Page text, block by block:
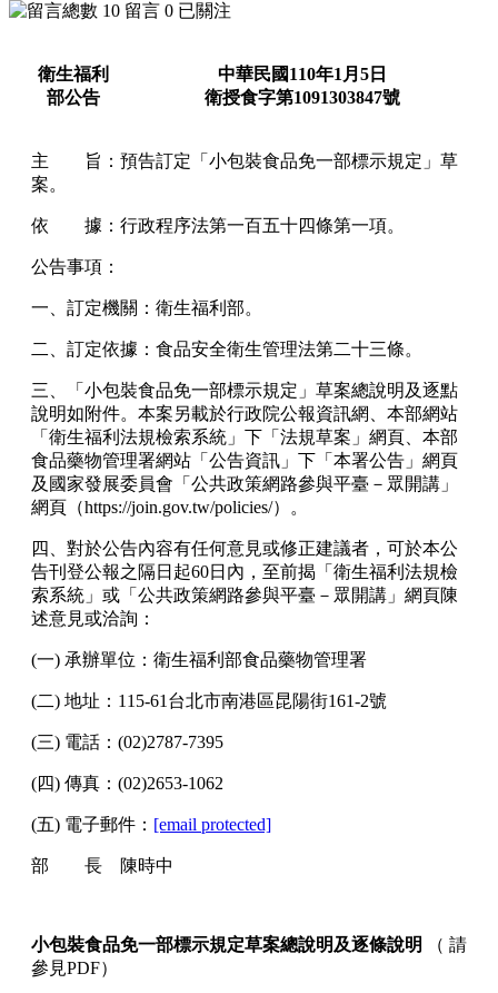
10 留言 0 已關注
衛生福利
部公告
中華民國110年1 月 5 日
衛授食字第1091303847號
主 旨：預告訂定「小包裝食品免一部標示規定」草
案。
依 據： 行政程序法第一百五十四條第一項。
公告事項：
一、訂定機關：衛生福利部。
二、訂定依據： 食品安全衛生管理法第二十三條。
三、「小包裝食品免一部標示規定」草案總說明及逐點
說明如附件。本案另載於行政院公報資訊網、本部網站
「衛生福利法規檢索系統」下「法規草案」網頁、本部
食品藥物管理署網站「公告資訊」下「本署公告」網頁
及國家發展委員會「公共政策網路參與平臺－眾開講」
網頁（https://join.gov.tw/policies/）。
四、對於公告內容有任何意見或修正建議者，可於本公
告刊登公報之隔日起60日內，至前揭「衛生福利法規檢
索系統」或「公共政策網路參與平臺－眾開講」網頁陳
述意見或洽詢：
(一) 承辦單位：衛生福利部食品藥物管理署
(二) 地址： 115-61 台北市南港區昆陽街161-2號
(三) 電話： (02)2787-7395
(四) 傳真： (02)2653-1062
(五) 電子郵件： [email protected]
部 長 陳時中
小包裝食品免一部標示規定草案總說明及逐條說明 （ 請
參見PDF）